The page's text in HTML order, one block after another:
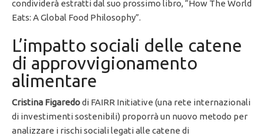
condividerà estratti dal suo prossimo libro, “How The World
Eats: A Global Food Philosophy”.
L’impatto sociali delle catene
di approvvigionamento
alimentare
Cristina Figaredodi FAIRR Initiative (una rete internazionali
di investimenti sostenibili) proporrà un nuovo metodo per
analizzare i rischi sociali legati alle catene di